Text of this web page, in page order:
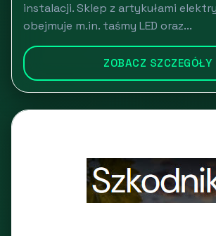
instalacji. Sklep z artykułami
obejmuje m.in. taśmy LED oraz...
ZOBACZ SZCZEGÓŁY